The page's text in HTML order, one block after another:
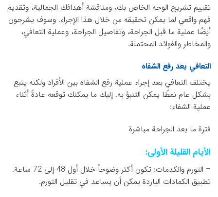
تقييم تشريح الوجه الخاص بك، ومناقشة أهدافك الجمالية، وتقديم
فهم واقعي لما يمكن تحقيقه من خلال هذا الإجراء. وسوف يشرحون
أيضًا عملية ما قبل الجراحة، وتفاصيل الجراحة، وعملية التعافي،
والمخاطر والفوائد المحتملة.
التعافي بعد رفع الشفاه
يختلف التعافي بعد إجراء عملية رفع الشفاه بين الأفراد ولكنه يتبع
بشكل عام نمطًا يمكن التنبؤ به. إليك ما يمكنك توقعه عادةً أثناء
عملية الشفاء:
فترة ما بعد الجراحة مباشرة
الأيام القليلة الأولى:
– التورم والكدمات: تكون أكثر وضوحاً خلال أول 48 إلى 72 ساعة.
تطبيق الكمادات الباردة يمكن أن يساعد في تقليل التورم.